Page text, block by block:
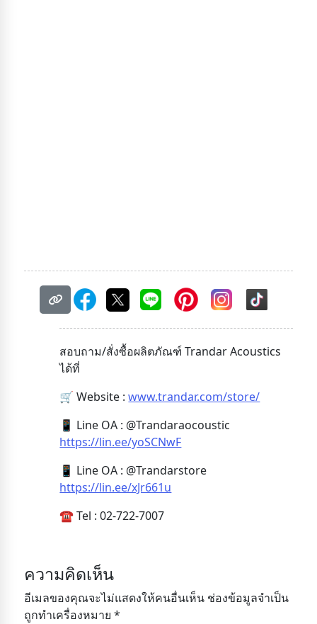
สอบถาม/สั่งซื้อผลิตภัณฑ์ Trandar Acoustics
ได้ที่
🛒 Website :www.trandar.com/store/
📱 Line OA : @Trandaraocoustic
https://lin.ee/yoSCNwF
📱 Line OA : @Trandarstore
https://lin.ee/xJr661u
☎️ Tel : 02-722-7007
ความคิดเห็น
อีเมลของคุณจะไม่แสดงให้คนอื่นเห็น ช่องข้อมูลจำเป็น
ถูกทำเครื่องหมาย *